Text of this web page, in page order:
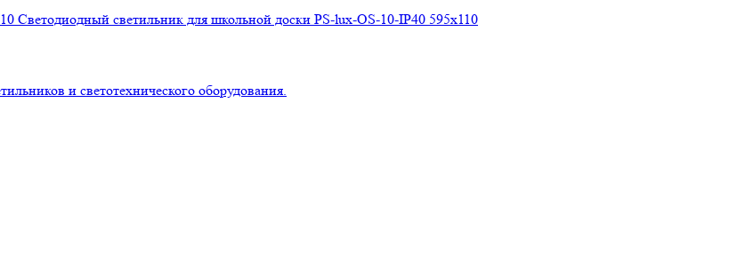
Светодиодный светильник для школьной доски PS-lux-OS-10-IP40 595х110
и светотехнического оборудования.